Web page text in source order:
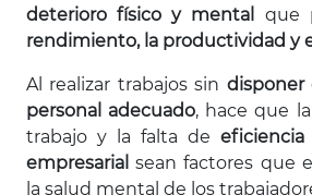
deterioro físico y mental que
rendimiento, la productividad y
Al realizar trabajos sin disponer
personal adecuado, hace que la
trabajo y la falta de eficiencia
empresarial sean factores que
la salud mental de los